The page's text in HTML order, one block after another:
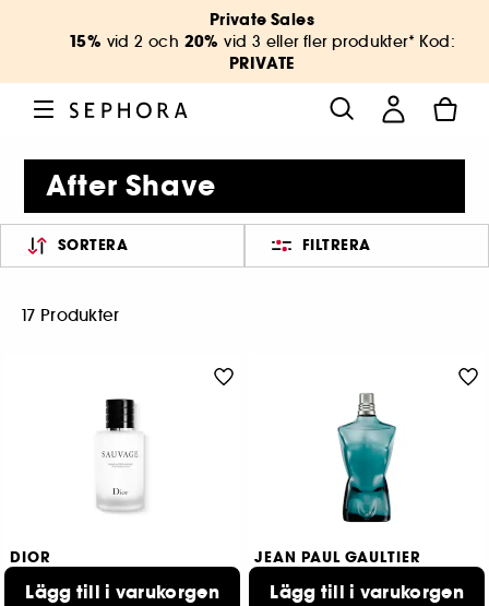
Private Sales
15% vid 2 och 20% vid 3 eller fler produkter* Kod:
PRIVATE
After Shave
SORTERA FILTRERA
17 Produkter
DIOR
Sauvage After-Shave Balm
Lägg till i varukorgen
JEAN PAUL GAULTIER
"Le Male"
After Shave
Lägg till i varukorgen